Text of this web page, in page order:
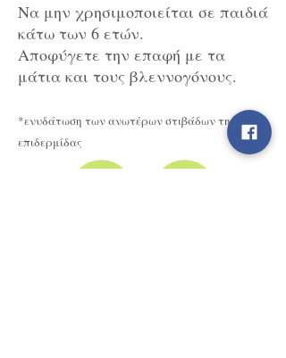
Να μην χρησιμοποιείται σε παιδιά
κάτω των 6 ετών.
Αποφύγετε την επαφή με τα
μάτια και τους βλεννογόνους.
*ενυδάτωση των ανωτέρων στιβάδων της
επιδερμίδας